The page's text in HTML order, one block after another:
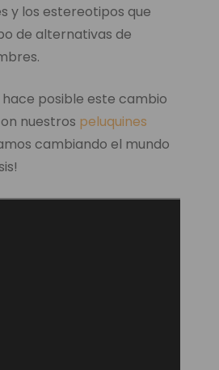
y los estereotipos que
de alternativas de
posible este cambio
nuestros peluquines
cambiando el mundo